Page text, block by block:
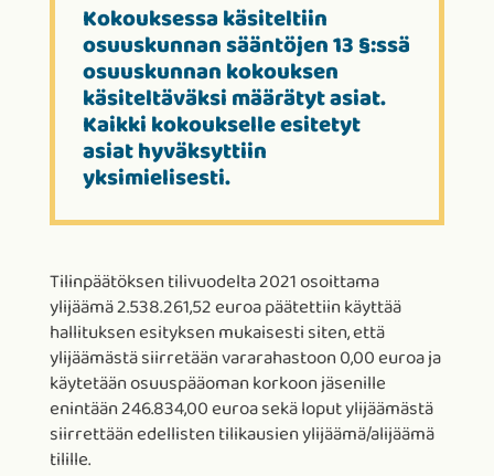
Kokouksessa käsiteltiin
osuuskunnan sääntöjen 13 §:ssä
osuuskunnan kokouksen
käsiteltäväksi määrätyt asiat.
Kaikki kokoukselle esitetyt
asiat hyväksyttiin
yksimielisesti.
Tilinpäätöksen tilivuodelta 2021 osoittama
ylijäämä 2.538.261,52 euroa päätettiin käyttää
hallituksen esityksen mukaisesti siten, että
ylijäämästä siirretään vararahastoon 0,00 euroa ja
käytetään osuuspääoman korkoon jäsenille
enintään 246.834,00 euroa sekä loput ylijäämästä
siirrettään edellisten tilikausien ylijäämä/alijäämä
tilille.